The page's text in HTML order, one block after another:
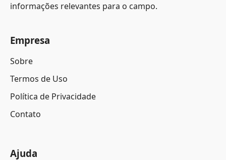
informações relevantes para o campo.
Empresa
Sobre
Termos de Uso
Política de Privacidade
Contato
Ajuda